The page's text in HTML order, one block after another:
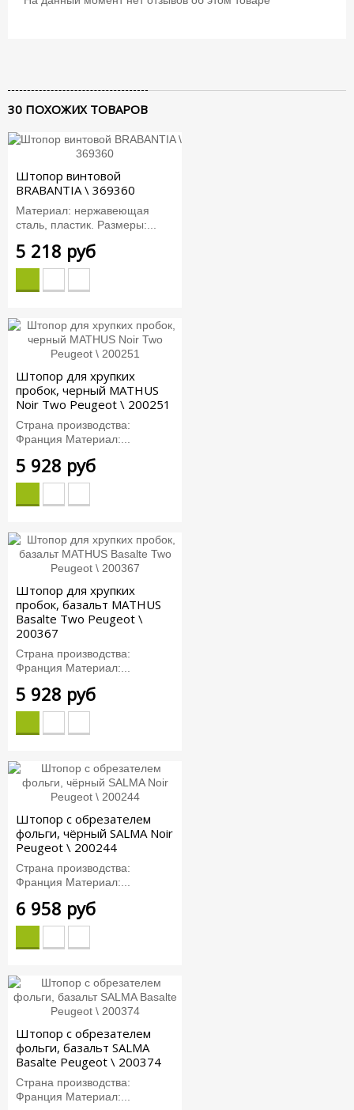
30 ПОХОЖИХ ТОВАРОВ
Штопор винтовой
BRABANTIA \ 369360
Материал: нержавеющая
сталь, пластик. Размеры:...
5 218 руб
Штопор для хрупких
пробок, черный MATHUS
Noir Two Peugeot \ 200251
Страна производства:
Франция Материал:...
5 928 руб
Штопор для хрупких
пробок, базальт MATHUS
Basalte Two Peugeot \
200367
Страна производства:
Франция Материал:...
5 928 руб
Штопор с обрезателем
фольги, чёрный SALMA Noir
Peugeot \ 200244
Страна производства:
Франция Материал:...
6 958 руб
Штопор с обрезателем
фольги, базальт SALMA
Basalte Peugeot \ 200374
Страна производства:
Франция Материал:...